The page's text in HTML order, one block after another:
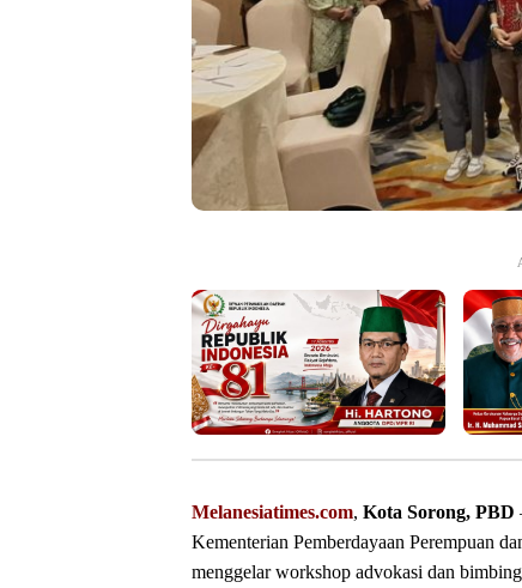
Melanesiatimes.com, Kota Sorong, PBD
Kementerian Pemberdayaan Perempuan
menggelar workshop advokasi dan